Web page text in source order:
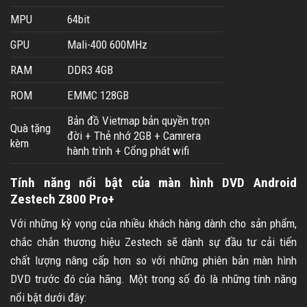
MPU
64bit
GPU
Mali-400 600MHz
RAM
DDR3 4GB
ROM
EMMC 128GB
Quà tặng
kèm
Bản đồ Vietmap bản quyền trọn
đời + Thẻ nhớ 2GB + Camrera
hành trình + Cổng phát wifi
Tính năng nổi bật của màn hình DVD Android
Zestech Z800 Pro+
Với những kỳ vọng của nhiều khách hàng dành cho sản phẩm,
chắc chắn thương hiệu Zestech sẽ dành sự đầu tư cải tiến
chất lượng nâng cấp hơn so với những phiên bản màn hình
DVD trước đó của hãng. Một trong số đó là những tính năng
nổi bật dưới đây: